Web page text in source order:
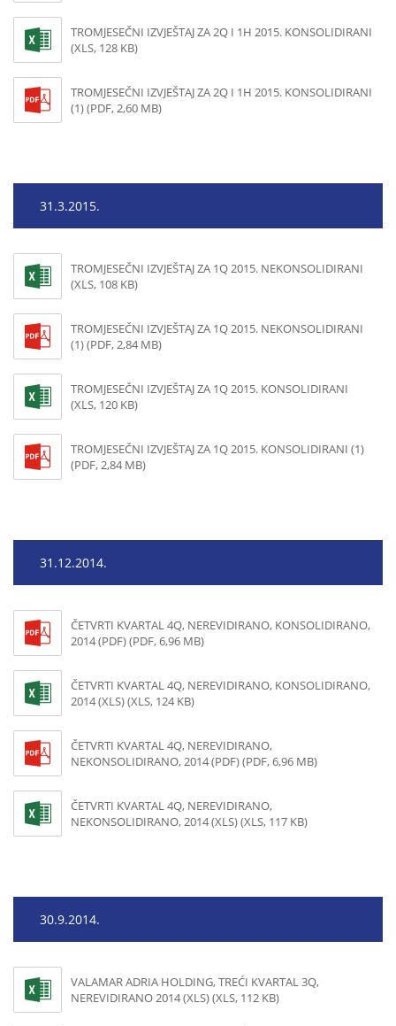
TROMJESEČNI IZVJEŠTAJ ZA 2Q I 1H 2015. KONSOLIDIRANI
(XLS, 128 KB)
TROMJESEČNI IZVJEŠTAJ ZA 2Q I 1H 2015. KONSOLIDIRANI
(1) (PDF, 2,60 MB)
31.3.2015.
TROMJESEČNI IZVJEŠTAJ ZA 1Q 2015. NEKONSOLIDIRANI
(XLS, 108 KB)
TROMJESEČNI IZVJEŠTAJ ZA 1Q 2015. NEKONSOLIDIRANI
(1) (PDF, 2,84 MB)
TROMJESEČNI IZVJEŠTAJ ZA 1Q 2015. KONSOLIDIRANI
(XLS, 120 KB)
TROMJESEČNI IZVJEŠTAJ ZA 1Q 2015. KONSOLIDIRANI (1)
(PDF, 2,84 MB)
31.12.2014.
ČETVRTI KVARTAL 4Q, NEREVIDIRANO, KONSOLIDIRANO,
2014 (PDF) (PDF, 6,96 MB)
ČETVRTI KVARTAL 4Q, NEREVIDIRANO, KONSOLIDIRANO,
2014 (XLS) (XLS, 124 KB)
ČETVRTI KVARTAL 4Q, NEREVIDIRANO,
NEKONSOLIDIRANO, 2014 (PDF) (PDF, 6,96 MB)
ČETVRTI KVARTAL 4Q, NEREVIDIRANO,
NEKONSOLIDIRANO, 2014 (XLS) (XLS, 117 KB)
30.9.2014.
VALAMAR ADRIA HOLDING, TREĆI KVARTAL 3Q,
NEREVIDIRANO 2014 (XLS) (XLS, 112 KB)